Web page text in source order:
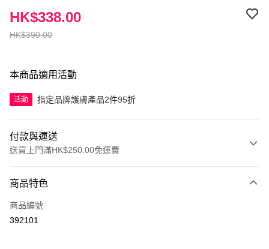
HK$390.00
HK$338.00
本商品適用活動
活動 指定品牌護膚產品2件95折
付款與運送
送貨上門滿HK$250.00免運費
信用卡
Apple Pay
商品特色
商品編號
392101